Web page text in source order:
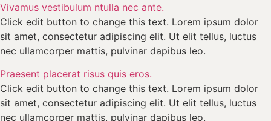
Vivamus vestibulum ntulla nec ante.
Click edit button to change this text. Lorem ipsum dolor
sit amet, consectetur adipiscing elit. Ut elit tellus, luctus
nec ullamcorper mattis, pulvinar dapibus leo.
Praesent placerat risus quis eros.
Click edit button to change this text. Lorem ipsum dolor
sit amet, consectetur adipiscing elit. Ut elit tellus, luctus
nec ullamcorper mattis, pulvinar dapibus leo.